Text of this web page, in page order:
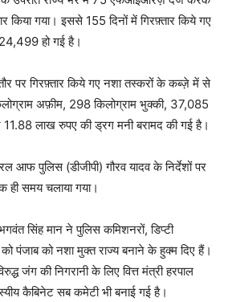
किया गया। इससे 155 दिनों में गिरफ़्तार किये गए
हो गई है।
पर गिरफ़्तार किये गए नशा तस्करों के कब्ज़े में से
अफ़ीम, 298 किलोग्राम भुक्की, 37,085
लाख रुपए की ड्रग मनी बरामद की गई है।
पुलिस (डीजीपी) गौरव यादव के निर्देशों पर
ही समय चलाया गया।
सिंह मान ने पुलिस कमिशनरों, डिप्टी
पंजाब को नशा मुक्त राज्य बनाने के हुक्म दिए हैं।
जंग की निगरानी के लिए वित्त मंत्री हरपाल
कैबिनेट सब कमेटी भी बनाई गई है।